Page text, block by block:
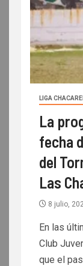
LIGA
La
fecha
del
Las
8 julio,
En las
Club
que el